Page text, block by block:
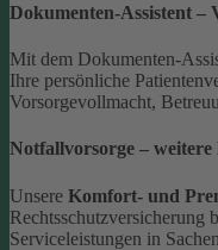
Dokumenten-Assistent –
Mit dem Dokumenten-
Ihre persönliche
Vorsorgevollmacht,
Notfallvorsorge – weitere
Unsere Komfort- und
Rechtsschutzversicherung
Serviceleistungen in